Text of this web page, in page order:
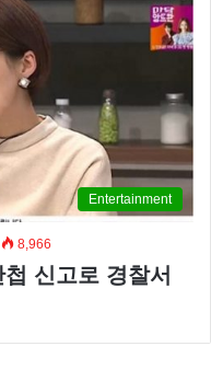
Entertainment
8,966
신고로 경찰서